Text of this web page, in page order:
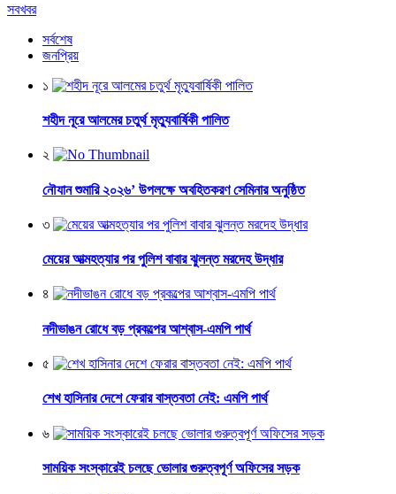
সবখবর
সর্বশেষ
জনপ্রিয়
১
শহীদ নূরে আলমের চতুর্থ মৃত্যুবার্ষিকী পালিত
২
নৌযান শুমারি ২০২৬’ উপলক্ষে অবহিতকরণ সেমিনার অনুষ্ঠিত
৩
মেয়ের আত্মহত্যার পর পুলিশ বাবার ঝুলন্ত মরদেহ উদ্ধার
৪
নদীভাঙন রোধে বড় প্রকল্পের আশ্বাস-এমপি পার্থ
৫
শেখ হাসিনার দেশে ফেরার বাস্তবতা নেই: এমপি পার্থ
৬
সাময়িক সংস্কারেই চলছে ভোলার গুরুত্বপূর্ণ অফিসের সড়ক